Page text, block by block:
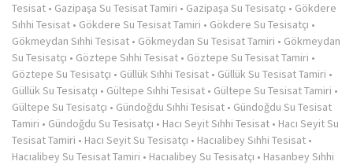
Tesisat • Gazipaşa Su Tesisat Tamiri • Gazipaşa Su Tesisatçı • Gökdere
Sıhhi Tesisat • Gökdere Su Tesisat Tamiri • Gökdere Su Tesisatçı •
Gökmeydan Sıhhi Tesisat • Gökmeydan Su Tesisat Tamiri • Gökmeydan
Su Tesisatçı • Göztepe Sıhhi Tesisat • Göztepe Su Tesisat Tamiri •
Göztepe Su Tesisatçı • Güllük Sıhhi Tesisat • Güllük Su Tesisat Tamiri •
Güllük Su Tesisatçı • Gültepe Sıhhi Tesisat • Gültepe Su Tesisat Tamiri •
Gültepe Su Tesisatçı • Gündoğdu Sıhhi Tesisat • Gündoğdu Su Tesisat
Tamiri • Gündoğdu Su Tesisatçı • Hacı Seyit Sıhhi Tesisat • Hacı Seyit Su
Tesisat Tamiri • Hacı Seyit Su Tesisatçı • Hacıalibey Sıhhi Tesisat •
Hacıalibey Su Tesisat Tamiri • Hacıalibey Su Tesisatçı • Hasanbey Sıhhi